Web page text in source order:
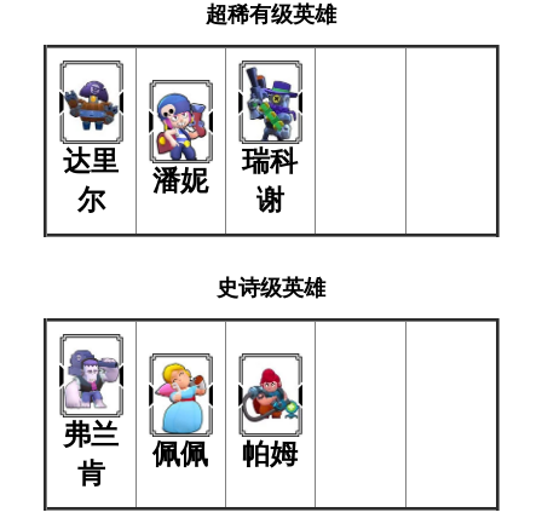
超稀有级英雄
达里
尔
潘妮
瑞科
谢
史诗级英雄
弗兰
肯
佩佩 帕姆